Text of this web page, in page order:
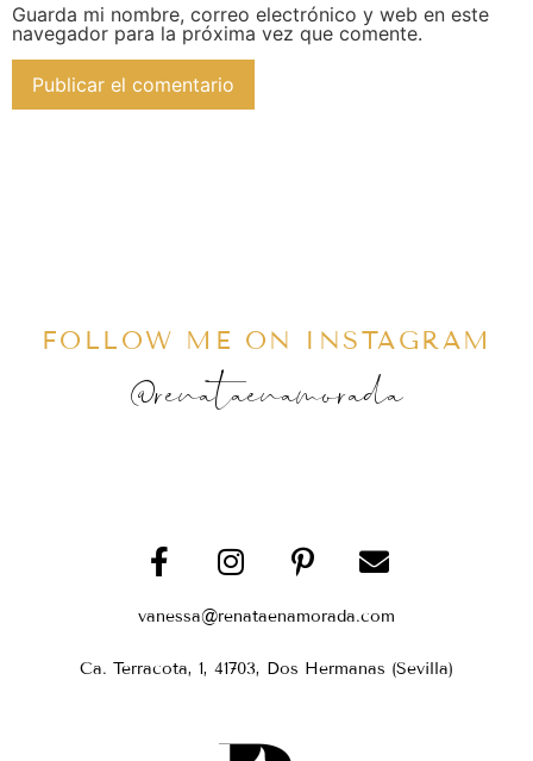
Guarda mi nombre, correo electrónico y web en este
navegador para la próxima vez que comente.
FOLLOW ME ON INSTAGRAM
@renataenamorada
vanessa@renataenamorada.com
Ca. Terracota, 1, 41703, Dos Hermanas (Sevilla)